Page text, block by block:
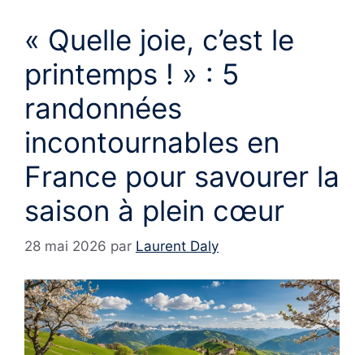
« Quelle joie, c’est le
printemps ! » : 5
randonnées
incontournables en
France pour savourer la
saison à plein cœur
28 mai 2026 par Laurent Daly